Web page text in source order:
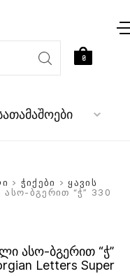
0
> ჭიქები >ყავის
ბგერით “ჭ” 330
ასო-ბგერით “ჭ”
Letters Super